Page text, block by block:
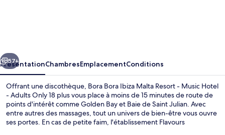
Resort
-
Music
Hotel
Suivant
57+
PrésentationChambresEmplacementConditions
Offrant une discothèque, Bora Bora Ibiza Malta Resort - Music Hotel
- Adults Only 18 plus vous place à moins de 15 minutes de route de
points d'intérêt comme Golden Bay et Baie de Saint Julian. Avec
entre autres des massages, tout un univers de bien-être vous ouvre
ses portes. En cas de petite faim, l'établissement Flavours